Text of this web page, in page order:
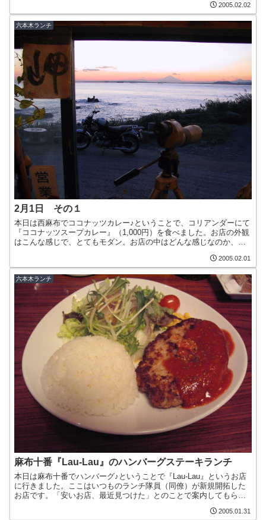
2005.02.02
六本木ランチ
2月1日 その１
本日は西麻布でココナッツカレー♪ということで、コリアンダーにて
『ココナッツスープカレー』（1,000円）を食べました。お店の外観
はこんな感じで、とてもモダン。お店の中はどんな感じなのか、わ
2005.02.01
六本木ランチ
麻布十番『Lau-Lau』のハンバーグステーキランチ
本日は麻布十番でハンバーグ♪ということで『Lau-Lau』というお店
に行きました。ここはいつものランチ隊員（同僚）が新規開拓した
お店です。「安いお店、最近見つけた」とのことで案内してもらい
2005.01.31